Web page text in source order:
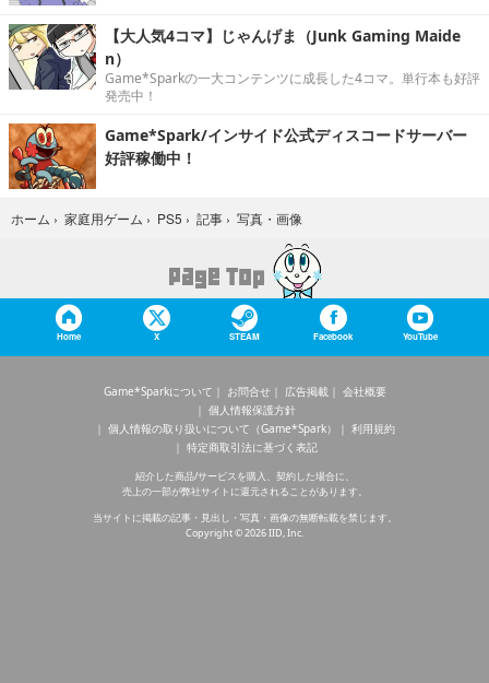
【大人気4コマ】じゃんげま（Junk Gaming Maide
n）
Game*Sparkの一大コンテンツに成長した4コマ。単行本も好評
発売中！
Game*Spark/インサイド公式ディスコードサーバー
好評稼働中！
ホーム › 家庭用ゲーム › PS5 › 記事 › 写真・画像
Home X STEAM Facebook YouTube
Game*Sparkについて お問合せ 広告掲載
会社概要
個人情報保護方針
個人情報の取り扱いについて（Game*Spark）
利用規約
特定商取引法に基づく表記
紹介した商品/サービスを購入、契約した場合に、
売上の一部が弊社サイトに還元されることがあります。
当サイトに掲載の記事・見出し・写真・画像の無断転載を禁じます。
Copyright © 2026 IID, Inc.